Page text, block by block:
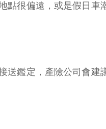
很偏遠，或是假日
鑑定，產險公司會